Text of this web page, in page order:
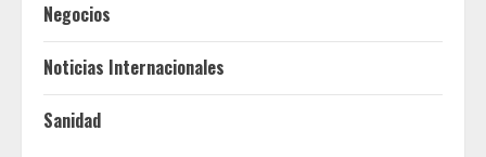
Negocios
Noticias Internacionales
Sanidad